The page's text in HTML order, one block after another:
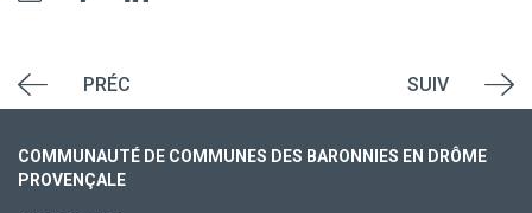
PRÉC SUIV
COMMUNAUTÉ DE COMMUNES DES BARONNIES EN DRÔME
PROVENÇALE